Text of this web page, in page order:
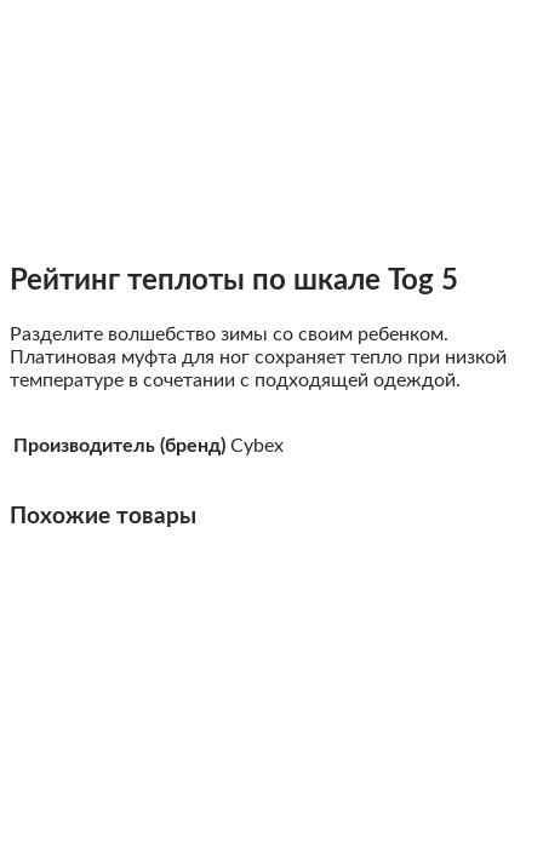
Рейтинг теплоты по шкале Tog 5
Разделите волшебство зимы со своим ребенком.
Платиновая муфта для ног сохраняет тепло при низкой
температуре в сочетании с подходящей одеждой.
Производитель (бренд) Cybex
Похожие товары